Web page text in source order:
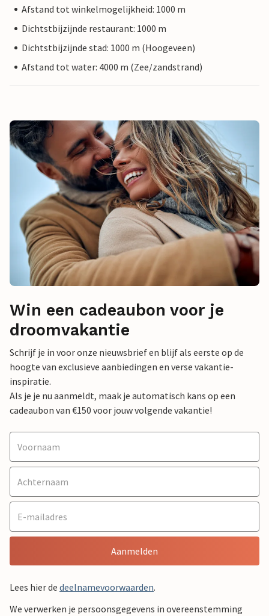
Afstand tot winkelmogelijkheid: 1000 m
Dichtstbijzijnde restaurant: 1000 m
Dichtstbijzijnde stad: 1000 m (Hoogeveen)
Afstand tot water: 4000 m (Zee/zandstrand)
Win een cadeaubon voor je
droomvakantie
Schrijf je in voor onze nieuwsbrief en blijf als eerste op de
hoogte van exclusieve aanbiedingen en verse vakantie-
inspiratie.
Als je je nu aanmeldt, maak je automatisch kans op een
cadeaubon van €150 voor jouw volgende vakantie!
Aanmelden
Lees hier de deelnamevoorwaarden.
We verwerken je persoonsgegevens in overeenstemming